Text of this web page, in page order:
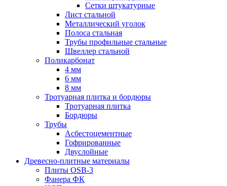
Сетки штукатурные
Лист стальной
Металлический уголок
Полоса стальная
Трубы профильные стальные
Швеллер стальной
Поликарбонат
4 мм
6 мм
8 мм
Тротуарная плитка и бордюры
Тротуарная плитка
Бордюры
Трубы
Асбестоцементные
Гофрированные
Двуслойные
Древесно-плитные материалы
Плиты OSB-3
Фанера ФК